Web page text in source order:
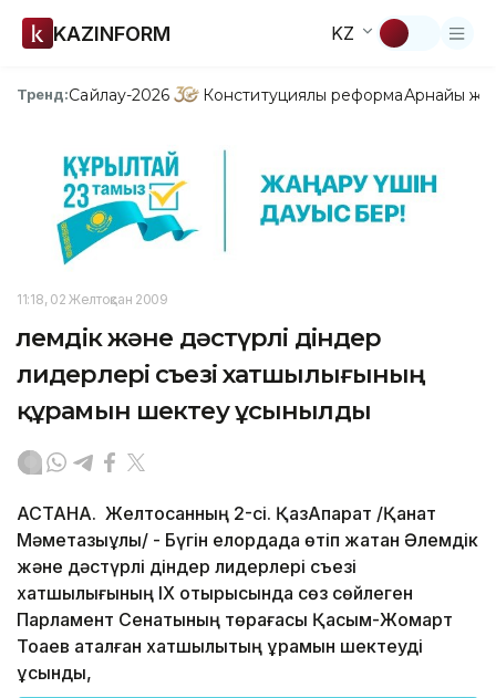
KAZINFORM KZ
Тренд:Сайлау-2026 Конституциялық реформаАрнайы
11:18, 02 Желтоқсан 2009
Әлемдік және дәстүрлі діндер
лидерлері съезі хатшылығының
құрамын шектеу ұсынылды
АСТАНА. Желтоқсанның 2-сі. ҚазАқпарат /Қанат
Мәметқазыұлы/ - Бүгін елордада өтіп жатқан Әлемдік
және дәстүрлі діндер лидерлері съезі
хатшылығының ІХ отырысында сөз сөйлеген
Парламент Сенатының төрағасы Қасым-Жомарт
Тоқаев аталған хатшылықтың құрамын шектеуді
ұсынды,